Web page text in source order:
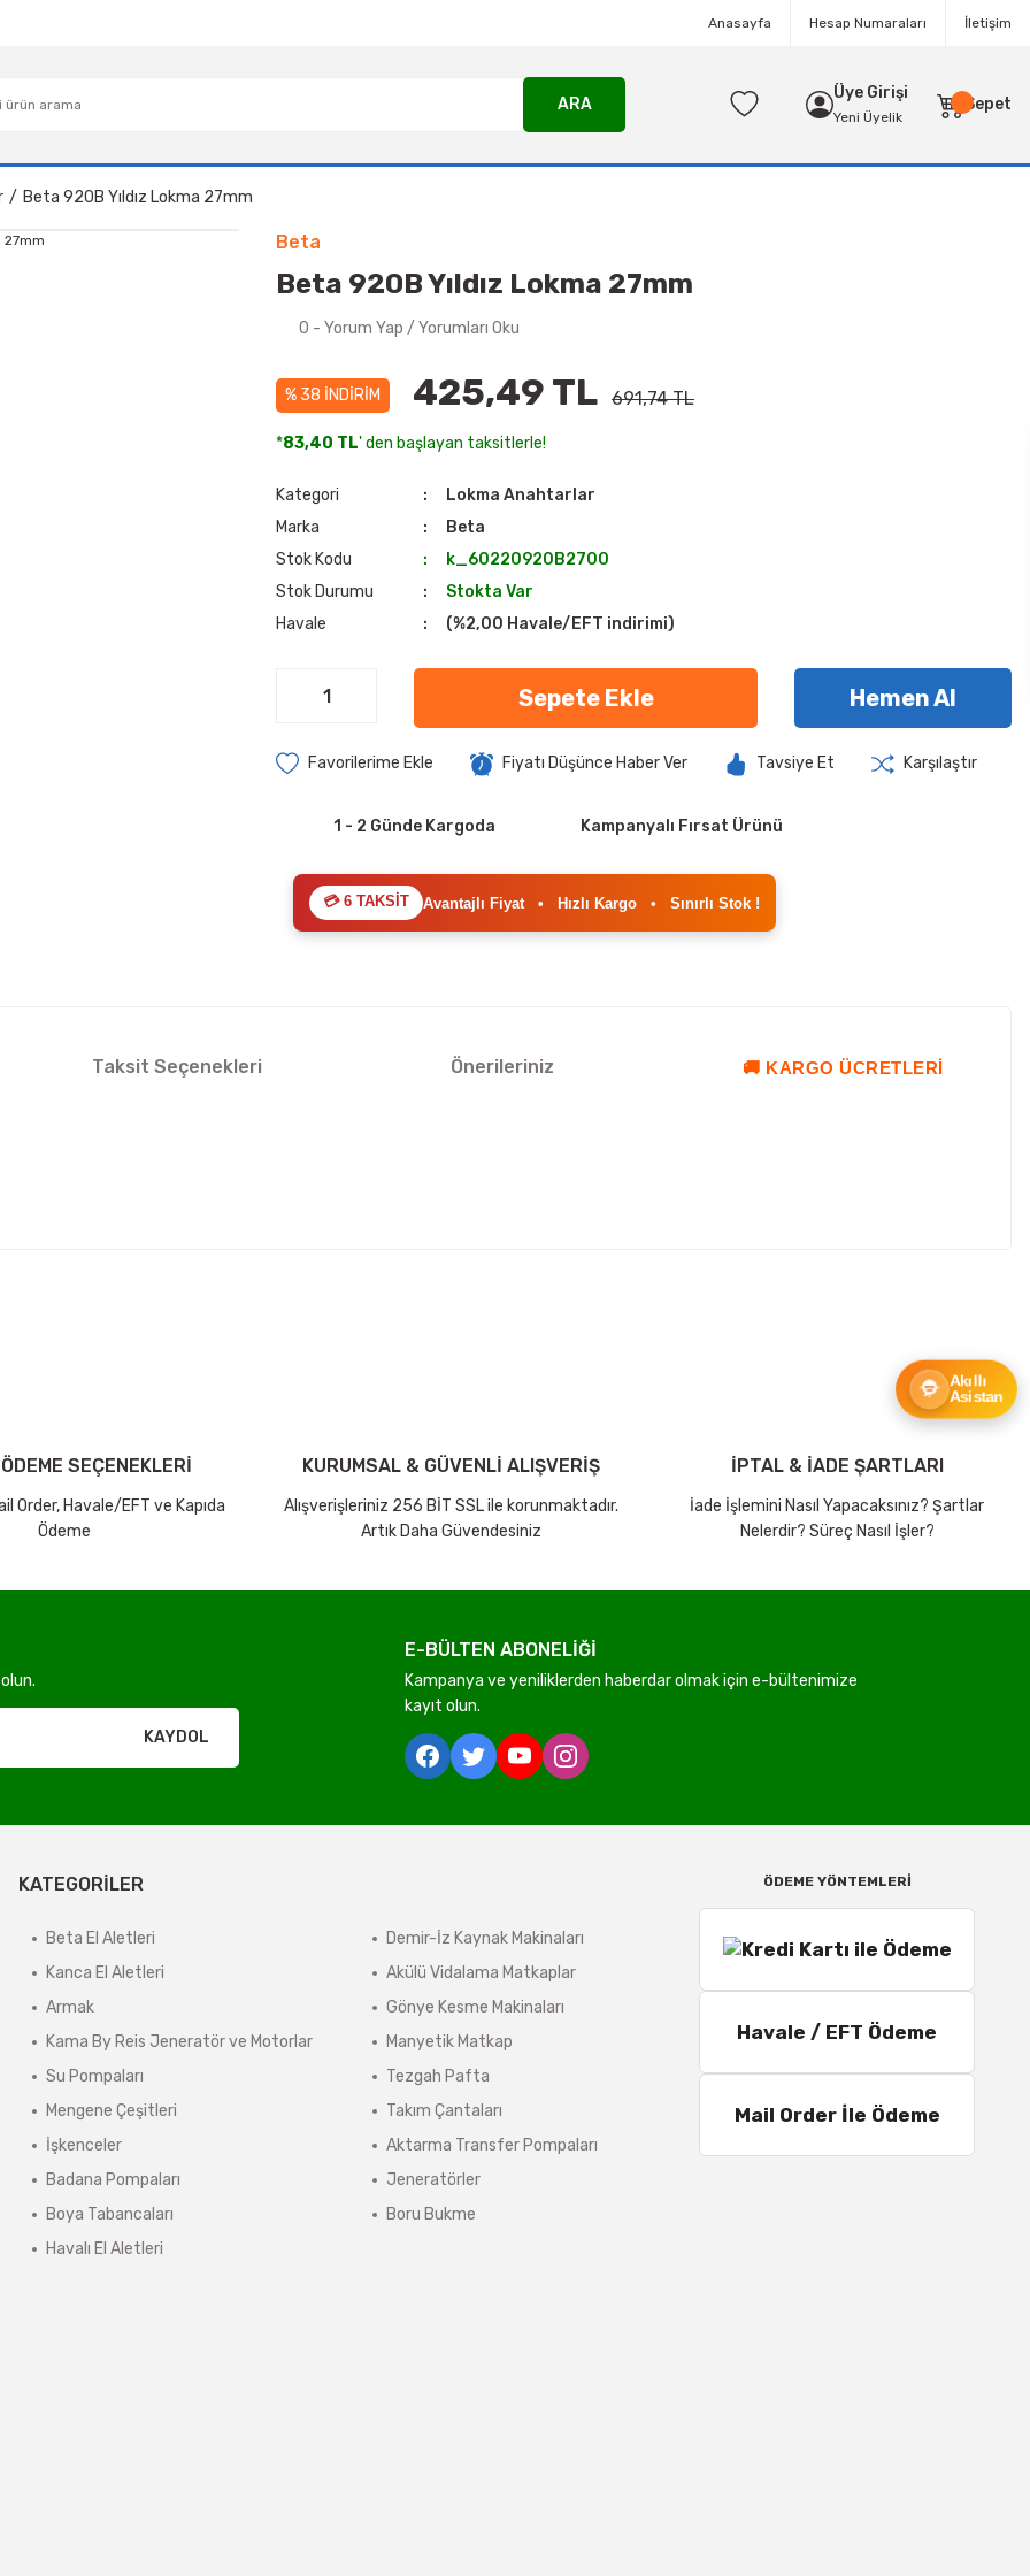
Anasayfa Hesap Numaraları İletişim
ARA
Üye Girişi
Yeni Üyelik
Sepet
Beta 920B Yıldız Lokma 27mm
Beta
Beta 920B Yıldız Lokma 27mm
0 - Yorum Yap / Yorumları Oku
% 38 İNDİRİM 425,49 TL 691,74 TL
*83,40 TL' den başlayan taksitlerle!
Kategori
Lokma Anahtarlar
Marka
Beta
Stok Kodu
k_60220920B2700
Stok Durumu
Stokta Var
Havale
(%2,00 Havale/EFT indirimi)
Sepete Ekle Hemen Al
Fiyatı Düşünce Haber Ver Tavsiye Et Karşılaştır
1 - 2 Günde Kargoda Kampanyalı Fırsat Ürünü
💳 6 TAKSİT Avantajlı Fiyat • Hızlı Kargo • Sınırlı Stok !
Taksit Seçenekleri Önerileriniz 🚚 KARGO ÜCRETLERI
tabidir.
kargo ücreti karşı ödemeli olarak yansıtılabilir.
sistem tarafından otomatik olarak hesaplanmaktadır.
SEÇENEKLERİ
Order, Havale/EFT ve Kapıda
Ödeme
KURUMSAL & GÜVENLİ ALIŞVERİŞ
Alışverişleriniz 256 BİT SSL ile korunmaktadır.
Artık Daha Güvendesiniz
İPTAL & İADE ŞARTLARI
İade İşlemini Nasıl Yapacaksınız? Şartlar
Nelerdir? Süreç Nasıl İşler?
KAYDOL
E-BÜLTEN ABONELİĞİ
Kampanya ve yeniliklerden haberdar olmak için e-bültenimize
kayıt olun.
KATEGORİLER
Beta El Aletleri
Kanca El Aletleri
Armak
Kama By Reis Jeneratör ve Motorlar
Su Pompaları
Mengene Çeşitleri
İşkenceler
Badana Pompaları
Boya Tabancaları
Havalı El Aletleri
Demir-İz Kaynak Makinaları
Akülü Vidalama Matkaplar
Gönye Kesme Makinaları
Manyetik Matkap
Tezgah Pafta
Takım Çantaları
Aktarma Transfer Pompaları
Jeneratörler
Boru Bukme
ÖDEME YÖNTEMLERİ
Havale / EFT Ödeme
Mail Order İle Ödeme
Akıllı
Asistan